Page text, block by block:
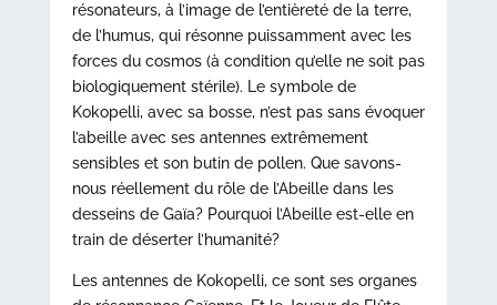
résonateurs, à l’image de l’entièreté de la terre,
de l’humus, qui résonne puissamment avec les
forces du cosmos (à condition qu’elle ne soit pas
biologiquement stérile). Le symbole de
Kokopelli, avec sa bosse, n’est pas sans évoquer
l’abeille avec ses antennes extrêmement
sensibles et son butin de pollen. Que savons-
nous réellement du rôle de l’Abeille dans les
desseins de Gaïa? Pourquoi l’Abeille est-elle en
train de déserter l’humanité?
Les antennes de Kokopelli, ce sont ses organes